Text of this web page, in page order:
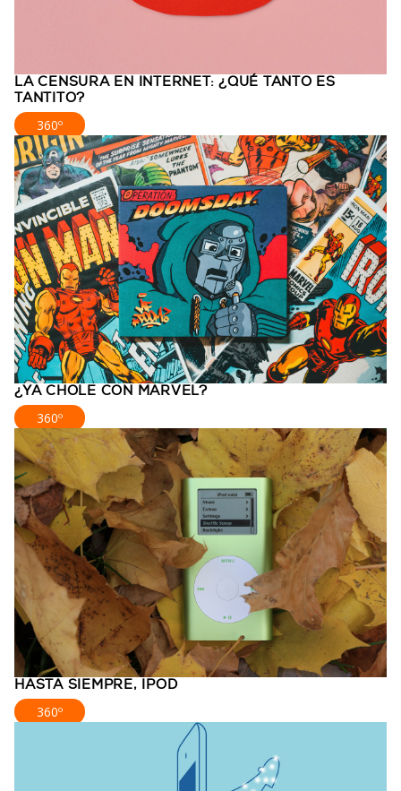
LA CENSURA EN INTERNET: ¿QUÉ TANTO ES
TANTITO?
360º
¿YA CHOLE CON MARVEL?
360º
HASTA SIEMPRE, IPOD
360º